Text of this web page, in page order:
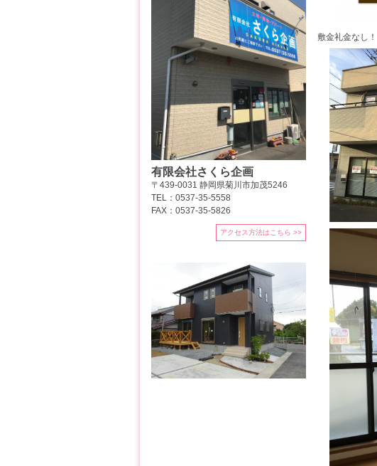
敷金礼金なし
有限会社さくら企画
〒439-0031 静岡県菊川市加茂5246
TEL：0537-35-5558
FAX：0537-35-5826
アクセス方法はこちら >>